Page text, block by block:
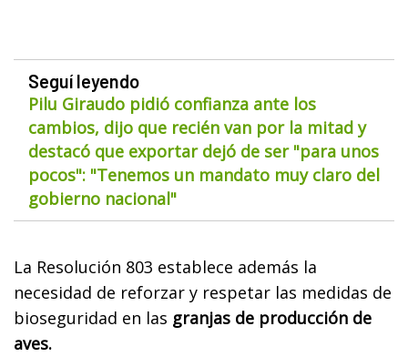
Seguí leyendo
Pilu Giraudo pidió confianza ante los
cambios, dijo que recién van por la mitad y
destacó que exportar dejó de ser "para unos
pocos": "Tenemos un mandato muy claro del
gobierno nacional"
La Resolución 803 establece además la
necesidad de reforzar y respetar las medidas de
bioseguridad en las granjas de producción de
aves.